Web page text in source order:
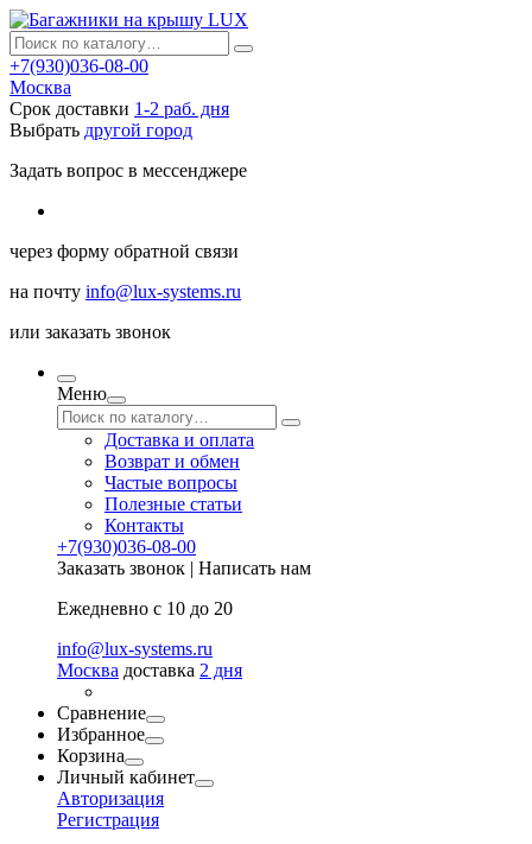
+7(930)036-08-00
Москва
Срок доставки 1-2 раб. дня
Выбрать другой город
Задать вопрос в мессенджере
через форму обратной связи
на почту info@lux-systems.ru
или заказать звонок
Меню
Доставка и оплата
Возврат и обмен
Частые вопросы
Полезные статьи
Контакты
+7(930)036-08-00
Заказать звонок | Написать нам
Ежедневно с 10 до 20
info@lux-systems.ru
Москва доставка 2 дня
Сравнение
Избранное
Корзина
Личный кабинет
Авторизация
Регистрация